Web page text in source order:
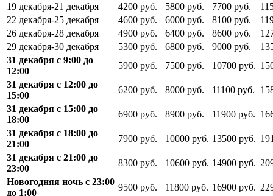
19 декабря-21 декабря
4200 руб. 5800 руб. 7700 руб.
22 декабря-25 декабря
4600 руб. 6000 руб. 8100 руб.
26 декабря-28 декабря
4900 руб. 6400 руб. 8600 руб.
29 декабря-30 декабря
5300 руб. 6800 руб. 9000 руб.
31 декабря с 9:00 до
12:00
5900 руб. 7500 руб. 10700 руб.
31 декабря с 12:00 до
15:00
6200 руб. 8000 руб. 11100 руб.
31 декабря с 15:00 до
18:00
6900 руб. 8900 руб. 11900 руб.
31 декабря с 18:00 до
21:00
7900 руб. 10000 руб. 13500 руб.
31 декабря с 21:00 до
23:00
8300 руб. 10600 руб. 14900 руб.
Новогодняя ночь с 23:00
до 1:00
9500 руб. 11800 руб. 16900 руб.